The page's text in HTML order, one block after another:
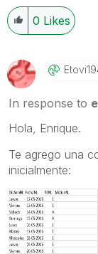
0 Likes
In response to
Hola, Enrique.
Te agrego una
inicialmente: